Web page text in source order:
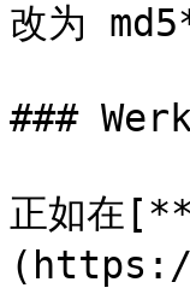
改为
###
正如在